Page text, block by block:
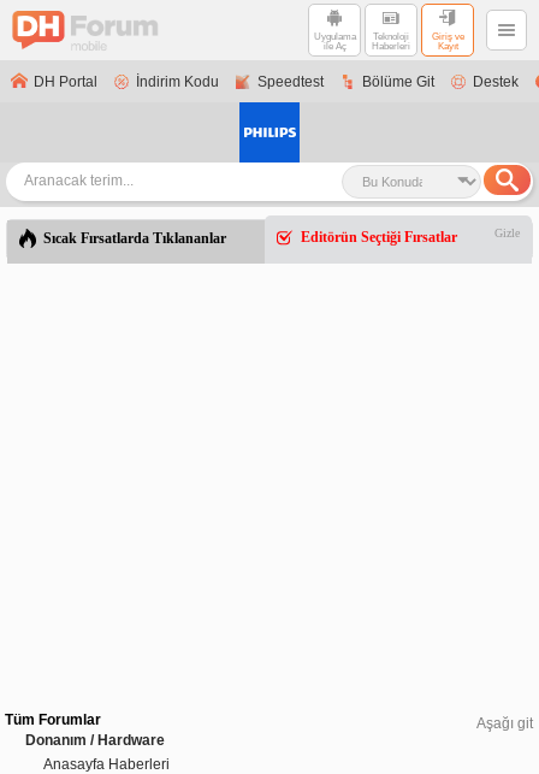
Uygulama
ile Aç
Teknoloji
Haberleri
Giriş ve
Kayıt
DH Portal İndirim Kodu Speedtest Bölüme Git Destek
Sıcak Fırsatlarda Tıklananlar Editörün Seçtiği Fırsatlar Gizle
Aşağı git
Tüm Forumlar
Donanım / Hardware
Anasayfa Haberleri